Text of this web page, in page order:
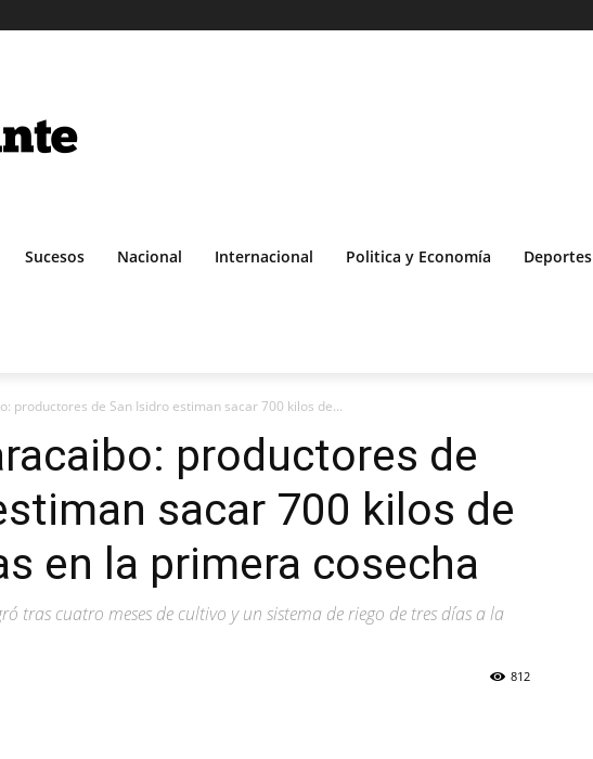
Sucesos Nacional Internacional Politica y Economía Deportes
productores de San Isidro estiman sacar 700 kilos de...
productores de
sacar 700 kilos de
en la primera cosecha
tras cuatro meses de cultivo y un sistema de riego de tres días a la
812